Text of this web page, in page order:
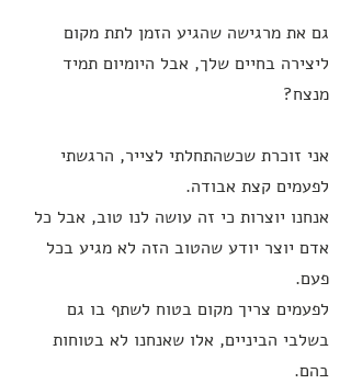
גם את מרגישה שהגיע הזמן לתת מקום
ליצירה בחיים שלך, אבל היומיום תמיד
מנצח?
אני זוכרת שכשהתחלתי לצייר, הרגשתי
לפעמים קצת אבודה.
אנחנו יוצרות כי זה עושה לנו טוב, אבל כל
אדם יוצר יודע שהטוב הזה לא מגיע בכל
פעם.
לפעמים צריך מקום בטוח לשתף בו גם
בשלבי הביניים, אלו שאנחנו לא בטוחות
בהם.